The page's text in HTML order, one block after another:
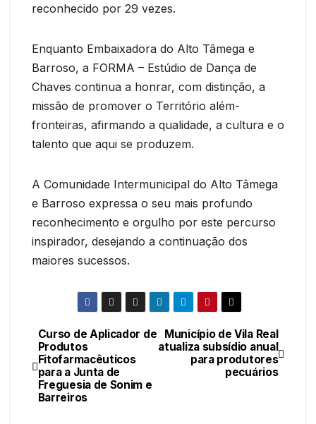
reconhecido por 29 vezes.
Enquanto Embaixadora do Alto Tâmega e
Barroso, a FORMA – Estúdio de Dança de
Chaves continua a honrar, com distinção, a
missão de promover o Território além-
fronteiras, afirmando a qualidade, a cultura e o
talento que aqui se produzem.
A Comunidade Intermunicipal do Alto Tâmega
e Barroso expressa o seu mais profundo
reconhecimento e orgulho por este percurso
inspirador, desejando a continuação dos
maiores sucessos.
Navegação
de
artigos
Município de Vila Real
atualiza subsídio anual
para produtores
pecuários
Curso de Aplicador de
Produtos
Fitofarmacêuticos
para a Junta de
Freguesia de Sonim e
Barreiros